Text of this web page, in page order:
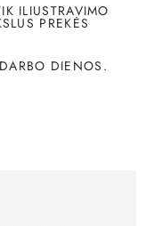
ILIUSTRAVIMO
PREKĖS
DIENOS.